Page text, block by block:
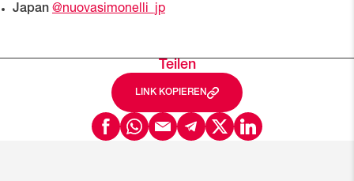
Japan @nuovasimonelli_jp
Teilen
LINK KOPIEREN